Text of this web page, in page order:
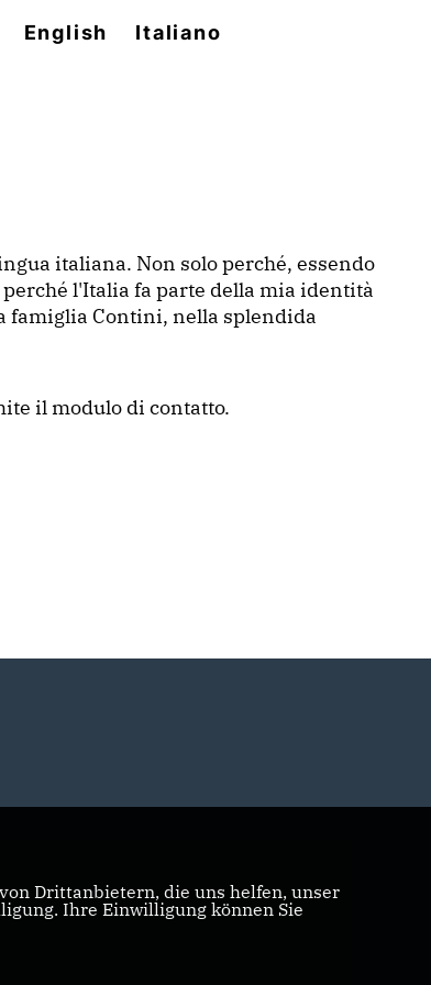
English Italiano
italiana. Non solo perché, essendo
l'Italia fa parte della mia identità
famiglia Contini, nella splendida
il modulo di contatto.
Drittanbietern, die uns helfen, unser
Ihre Einwilligung können Sie